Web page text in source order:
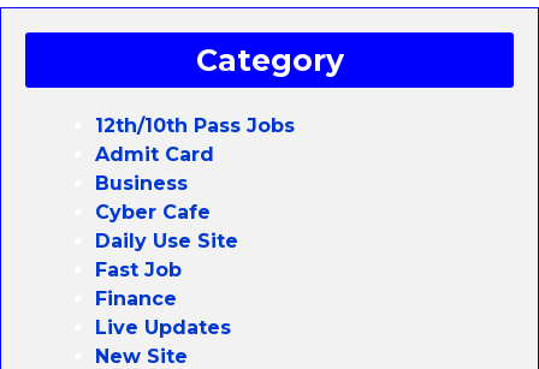
Category
12th/10th Pass Jobs
Admit Card
Business
Cyber Cafe
Daily Use Site
Fast Job
Finance
Live Updates
New Site